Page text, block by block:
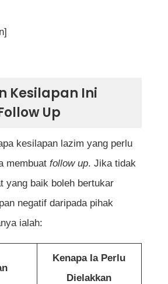
Kesilapan Ini
Up
kesilapan lazim yang perlu
membuat follow up. Jika tidak
yang baik boleh bertukar
negatif daripada pihak
ialah:
Kenapa Ia Perlu
Dielakkan